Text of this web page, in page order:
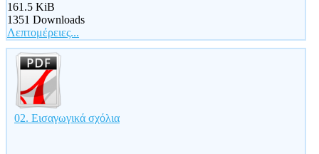
161.5 KiB
1351 Downloads
Λεπτομέρειες...
02. Eισαγωγικά σχόλια